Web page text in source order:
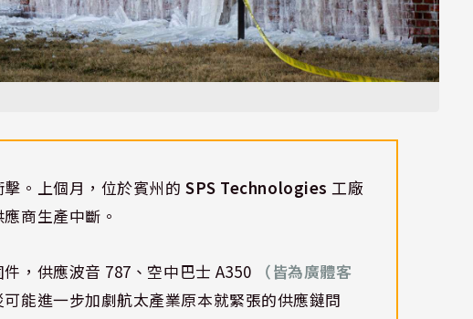
。上個月，位於賓州的 SPS Technologies工廠
商生產中斷。
，供應波音 787、空中巴士 A350
（皆為廣體客
能進一步加劇航太產業原本就緊張的供應鏈問